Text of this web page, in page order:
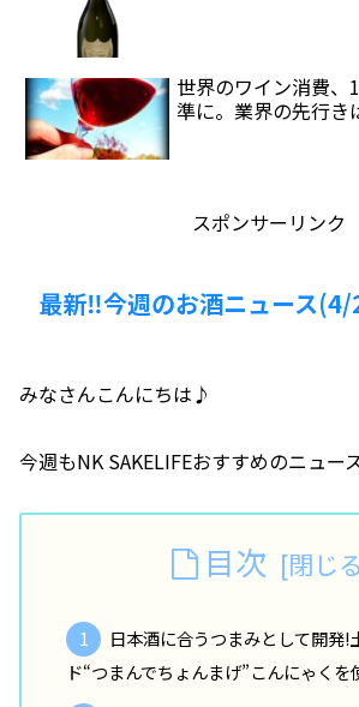
世界のワイン消費、
準に。業界の先行き
スポンサーリンク
最新‼️今週のお酒ニュース(4/
みなさんこんにちは♪
今週もNK SAKELIFEおすすめのニュー
目次
日本酒に合うつまみとして開発!
ド“つまんでちょんまげ”こんにゃく